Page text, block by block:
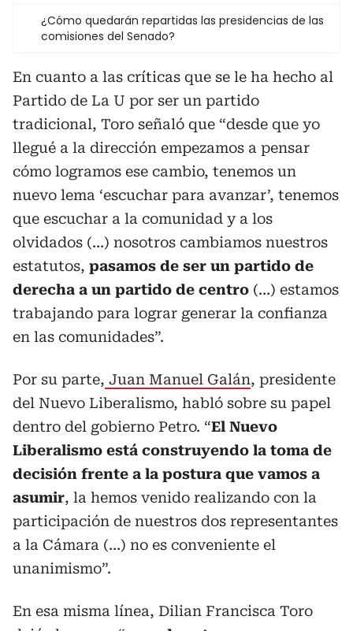
¿Cómo quedarán repartidas las presidencias de las
comisiones del Senado?
En cuanto a las críticas que se le ha hecho al
Partido de La U por ser un partido
tradicional, Toro señaló que “desde que yo
llegué a la dirección empezamos a pensar
cómo logramos ese cambio, tenemos un
nuevo lema ‘escuchar para avanzar’, tenemos
que escuchar a la comunidad y a los
olvidados (…) nosotros cambiamos nuestros
estatutos, pasamos de ser un partido de
derecha a un partido de centro (…) estamos
trabajando para lograr generar la confianza
en las comunidades”.
Por su parte, Juan Manuel Galán, presidente
del Nuevo Liberalismo, habló sobre su papel
dentro del gobierno Petro. “El Nuevo
Liberalismo está construyendo la toma de
decisión frente a la postura que vamos a
asumir, la hemos venido realizando con la
participación de nuestros dos representantes
a la Cámara (…) no es conveniente el
unanimismo”.
En esa misma línea, Dilian Francisca Toro